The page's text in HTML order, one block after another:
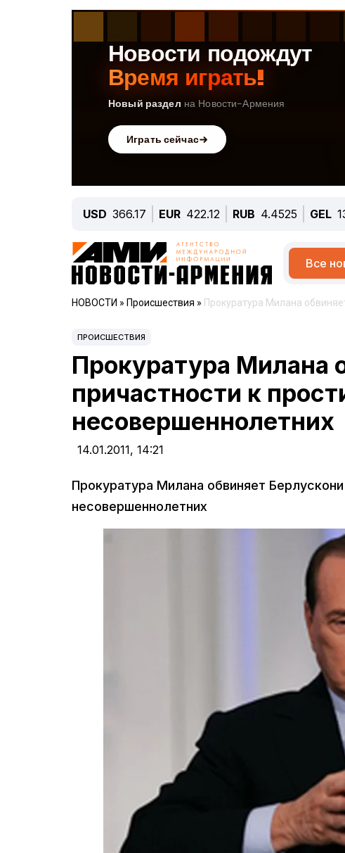
USD 366.17 EUR 422.12 RUB 4.4525 GEL
Все
НОВОСТИ » Происшествия » Прокуратура Милана
ПРОИСШЕСТВИЯ
Прокуратура Милана
причастности к
несовершеннолетних
14.01.2011, 14:21
Прокуратура Милана обвиняет
несовершеннолетних